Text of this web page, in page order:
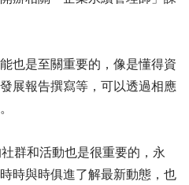
也是至關重要的，像是懂得資
展報告撰寫等，可以透過相應
群和活動也是很重要的，永
時與時俱進了解最新動態，也